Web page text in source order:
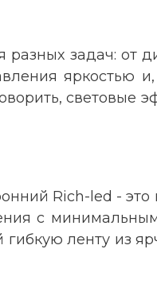
задач: от
яркостью
Rich-led - это
с
гибкую ленту из